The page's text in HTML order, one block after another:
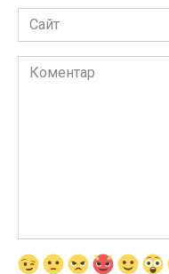
Сайт
Коментар